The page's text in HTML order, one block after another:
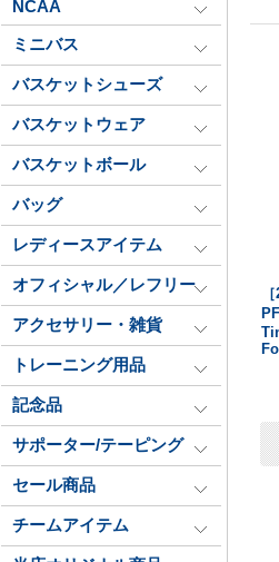
NCAA
ミニバス
バスケットシューズ
バスケットウェア
バスケットボール
バッグ
レディースアイテム
オフィシャル／レフリー
アクセサリー・雑貨
トレーニング用品
記念品
サポーター/テーピング
セール商品
チームアイテム